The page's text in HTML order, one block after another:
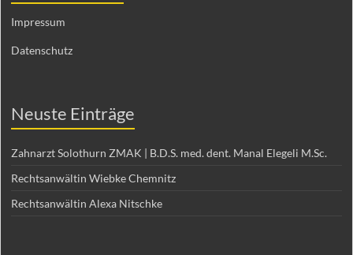
Impressum
Datenschutz
Neuste Einträge
Zahnarzt Solothurn ZMAK | B.D.S. med. dent. Manal Elegeli M.Sc.
Rechtsanwältin Wiebke Chemnitz
Rechtsanwältin Alexa Nitschke